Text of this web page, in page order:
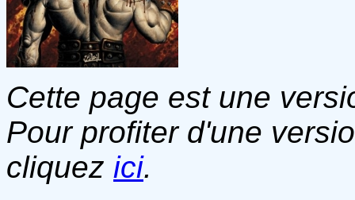
Cette page est une
Pour profiter d'une
cliquez ici.